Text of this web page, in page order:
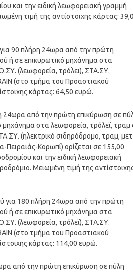
και την ειδική λεωφορειακή γραμμή
τιμή της αντίστοιχης κάρτας:
για 90 πλήρη 24ωρα από την πρώτη
ή σε επικυρωτικό μηχάνημα στα
(λεωφορεία, τρόλεϊ), ΣΤΑ.ΣΥ.
(στο τμήμα του Προαστιακού
κάρτας: 64,50 ευρώ.
24ωρα από την πρώτη επικύρωση σε
μηχάνημα στα λεωφορεία, τρόλεϊ, τραμ
(ηλεκτρικό σιδηρόδρομο, τραμ,
Πειραιάς-Κορωπί) ορίζεται σε 155,00
και την ειδική λεωφορειακή
Μειωμένη τιμή της
για 180 πλήρη 24ωρα από την πρώτη
ή σε επικυρωτικό μηχάνημα στα
(λεωφορεία, τρόλεϊ), ΣΤΑ.ΣΥ.
(στο τμήμα του Προαστιακού
κάρτας: 114,00 ευρώ.
από την πρώτη επικύρωση σε πύλη